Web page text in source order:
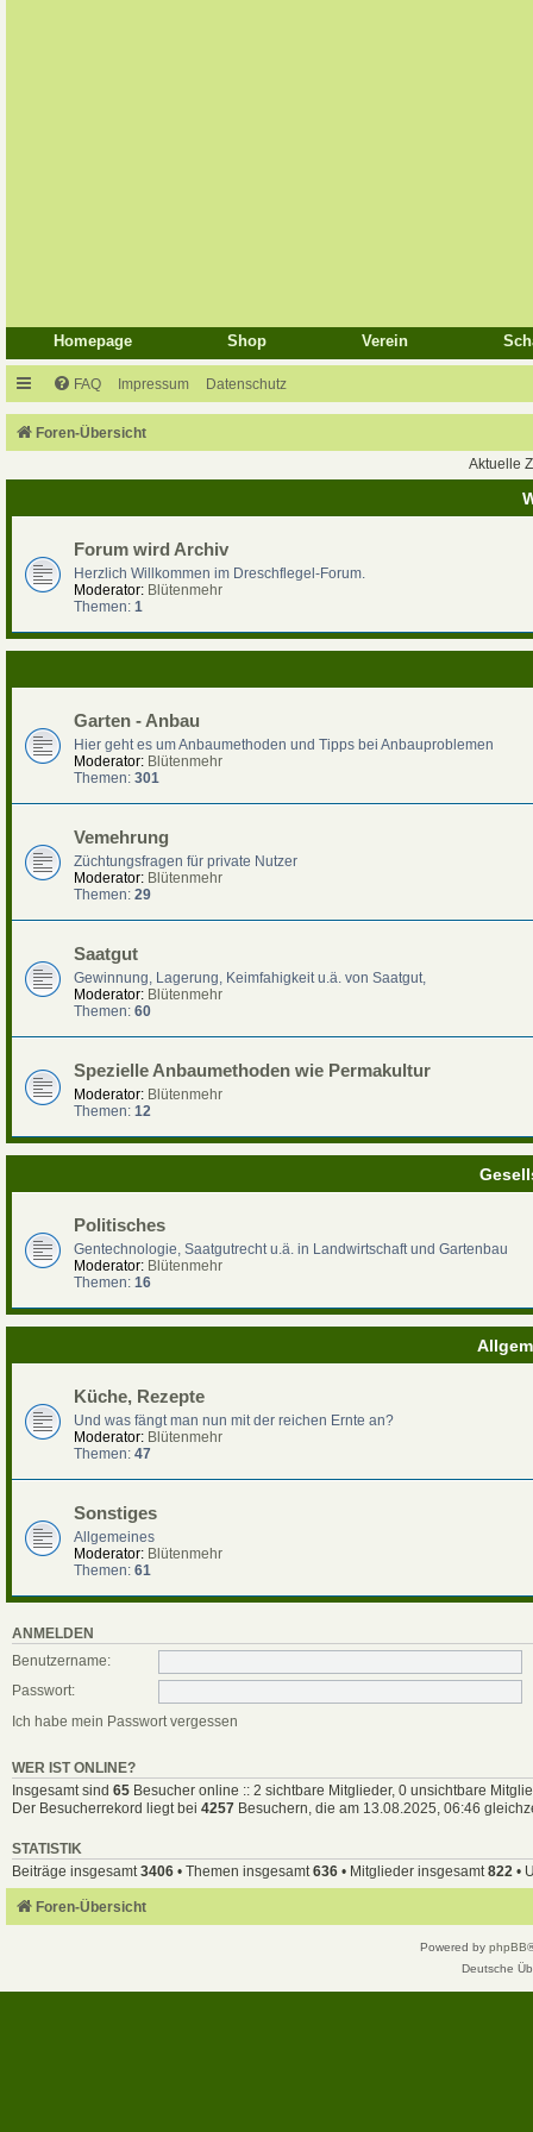
Homepage Shop Verein
FAQ Impressum Datenschutz
Foren-Übersicht
Aktuelle
Forum wird Archiv
Herzlich Willkommen im Dreschflegel-Forum.
Moderator: Blütenmehr
Themen: 1
Garten - Anbau
Hier geht es um Anbaumethoden und Tipps bei Anbauproblemen
Moderator: Blütenmehr
Themen: 301
Vemehrung
Züchtungsfragen für private Nutzer
Moderator: Blütenmehr
Themen: 29
Saatgut
Gewinnung, Lagerung, Keimfahigkeit u.ä. von Saatgut,
Moderator: Blütenmehr
Themen: 60
Spezielle Anbaumethoden wie Permakultur
Moderator: Blütenmehr
Themen: 12
Politisches
Gentechnologie, Saatgutrecht u.ä. in Landwirtschaft und Gartenbau
Moderator: Blütenmehr
Themen: 16
Küche, Rezepte
Und was fängt man nun mit der reichen Ernte an?
Moderator: Blütenmehr
Themen: 47
Sonstiges
Allgemeines
Moderator: Blütenmehr
Themen: 61
ANMELDEN
Benutzername:
Passwort:
Ich habe mein Passwort vergessen
WER IST ONLINE?
Insgesamt sind 65 Besucher online :: 2 sichtbare Mitglieder, 0 unsichtbare
Der Besucherrekord liegt bei 4257 Besuchern, die am 13.08.2025, 06:46
STATISTIK
Beiträge insgesamt 3406 • Themen insgesamt 636 • Mitglieder insgesamt 822 •
Foren-Übersicht
Powered by phpBB
Deutsche